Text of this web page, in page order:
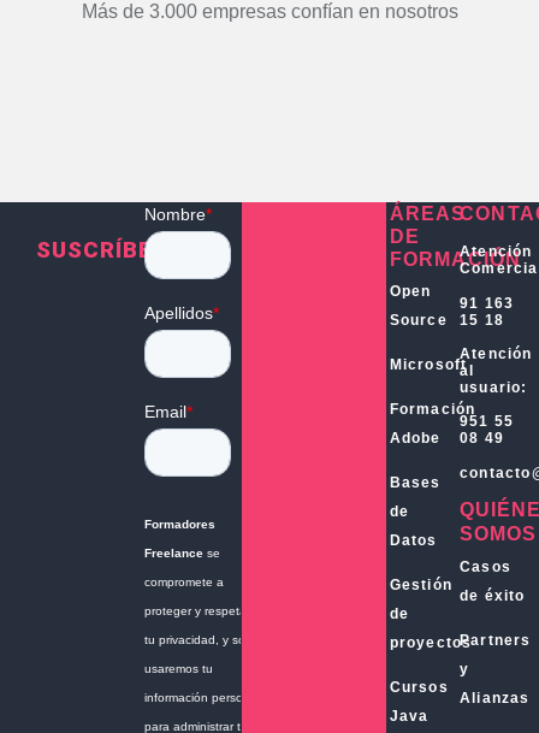
Más de 3.000 empresas confían en nosotros
SUSCRÍBETE
ÁREAS
DE
FORMACIÓN
Open
Source
Microsoft
Formación
Adobe
Bases
de
Datos
Gestión
de
proyectos
Cursos
Java
Atención
91 163
15 18
Atención
al
usuario:
951 55
08 49
SOMOS
Casos
de éxito
Partners
y
Alianzas